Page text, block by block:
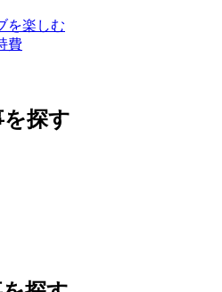
を楽しむ
費
探す